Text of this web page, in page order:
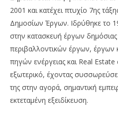
2001 και κατέχει πτυχίο 7ης
Δημοσίων Έργων. Ιδρύθηκε το
στην κατασκευή έργων
περιβαλλοντικών έργων, έργων
πηγών ενέργειας και Real Estate
εξωτερικό, έχοντας
της στην αγορά, σημαντική
εκτεταμένη εξειδίκευση.